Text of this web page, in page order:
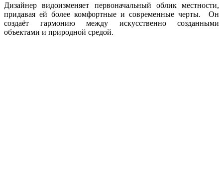
Дизайнер видоизменяет первоначальный облик местности,
придавая ей более комфортные и современные черты. Он
создаёт гармонию между искусственно созданными
объектами и природной средой.